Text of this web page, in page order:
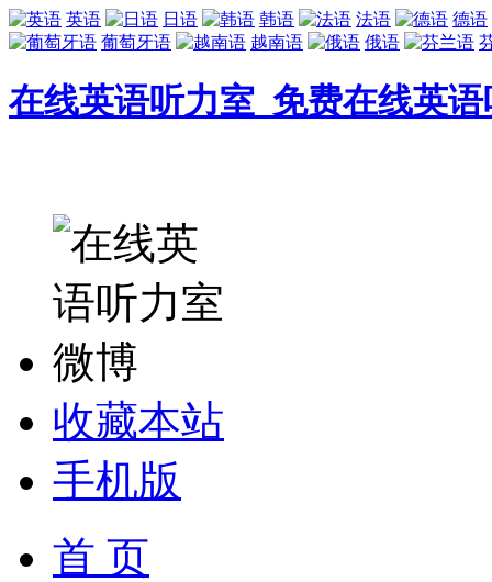
英语 日语 韩语 法语
德语
葡萄牙语
越南语 俄语
在线英语听力室_免费在线英
收藏本站
手机版
首 页